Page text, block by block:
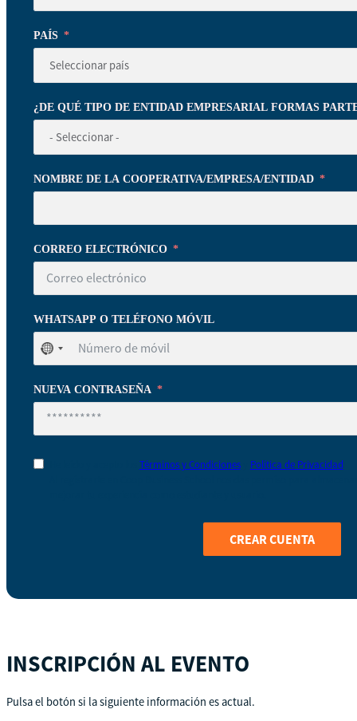
PAÍS
¿DE QUÉ TIPO DE ENTIDAD EMPRESARIAL FORMAS
NOMBRE DE LA COOPERATIVA/EMPRESA/ENTIDAD
CORREO ELECTRÓNICO
WHATSAPP O TELÉFONO MÓVIL
No
se
ha
seleccionado
ningún
país
NUEVA CONTRASEÑA
Términos y Condicionesy Política de Privacidad
CREAR CUENTA
INSCRIPCIÓN AL EVENTO
Pulsa el botón si la siguiente información es actual.